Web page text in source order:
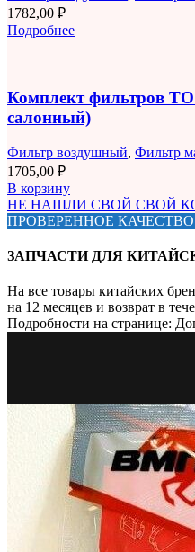
1782,00 ₽
Подробнее
Комплект фильтров
салонный)
Фильтр воздушный, Фильтр
1705,00 ₽
В корзину
НЕ НАШЛИ СВОЙ СВОЙ
ПРОВЕРЕННОЕ КАЧЕСТВО
ЗАПЧАСТИ ДЛЯ
На все товары китайских
на 12 месяцев и возврат в
Подробности на странице: